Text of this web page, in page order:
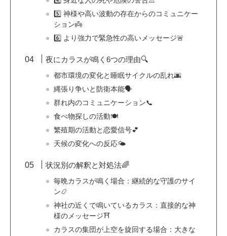
5️⃣ 神様や高い波動の存在からのコミュニケー
ション👼
6️⃣ より強力で緊急性の高いメッセージ🚨
夜にカラスが鳴く6つの理由🔍
都市環境の変化と睡眠サイクルの乱れ🌆
縄張り争いと防衛本能🗣️
群れ内のコミュニケーション📞
食べ物探しの活動🍽️
繁殖期の活動と恋愛信号💕
天候の変化への反応🌤️
状況別の解釈と対処法🌈
毎晩カラスが鳴く場合：継続的な守護のサイ
ン📿
神社の近くで鳴いているカラス：直接的な神
様のメッセージ⛩️
カラスの集団が上空を旋回する場合：大きな